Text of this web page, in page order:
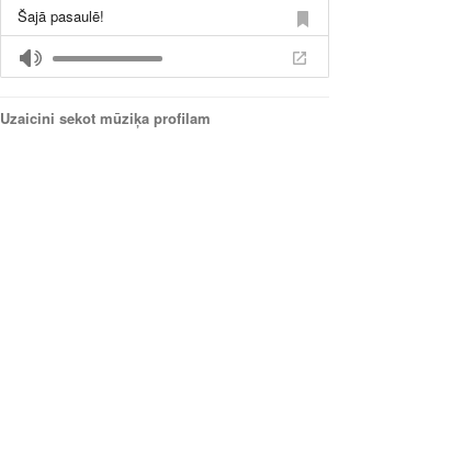
Šajā pasaulē!
Uzaicini sekot mūziķa profilam